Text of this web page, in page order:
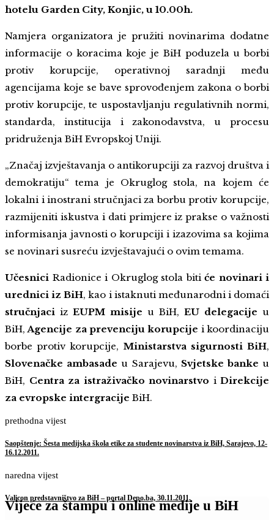
hotelu Garden City, Konjic, u 10.00h.
Namjera organizatora je pružiti novinarima dodatne
informacije o koracima koje je BiH poduzela u borbi
protiv korupcije, operativnoj saradnji među
agencijama koje se bave sprovođenjem zakona o borbi
protiv korupcije, te uspostavljanju regulativnih normi,
standarda, institucija i zakonodavstva, u procesu
pridruženja BiH Evropskoj Uniji.
„Značaj izvještavanja o antikorupciji za razvoj društva i
demokratiju“ tema je Okruglog stola, na kojem će
lokalni i inostrani stručnjaci za borbu protiv korupcije,
razmijeniti iskustva i dati primjere iz prakse o važnosti
informisanja javnosti o korupciji i izazovima sa kojima
se novinari susreću izvještavajući o ovim temama.
Učesnici Radionice i Okruglog stola biti će novinari i
urednici iz BiH, kao i istaknuti međunarodni i domaći
stručnjaci iz EUPM misije u BiH, EU delegacije u
BiH, Agencije za prevenciju korupcije i koordinaciju
borbe protiv korupcije, Ministarstva sigurnosti BiH,
Slovenačke ambasadeu Sarajevu, Svjetske bankeu
BiH, Centra za istraživačko novinarstvo i Direkcije
za evropske intergracije BiH.
prethodna vijest
Saopštenje: Šesta medijska škola etike za studente novinarstva iz BiH, Sarajevo, 12-
16.12.2011.
naredna vijest
Valicon predstavništvo za BiH – portal Depo.ba, 30.11.2011.
Vijeće za štampu i online medije u BiH